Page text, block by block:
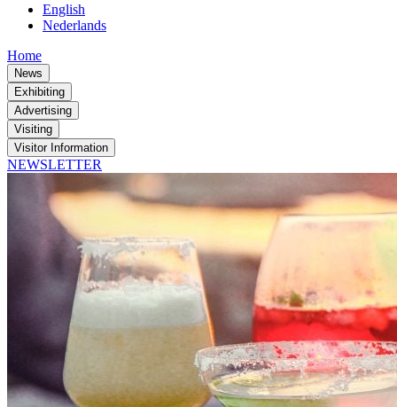
English
Nederlands
Home
News
Exhibiting
Advertising
Visiting
Visitor Information
NEWSLETTER